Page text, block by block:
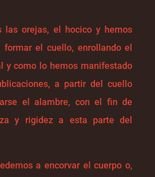
las orejas, el hocico y hemos
formar el cuello, enrollando el
y como lo hemos manifestado
a partir del cuello
el alambre, con el fin de
y rigidez a esta parte del
a encorvar el cuerpo o,